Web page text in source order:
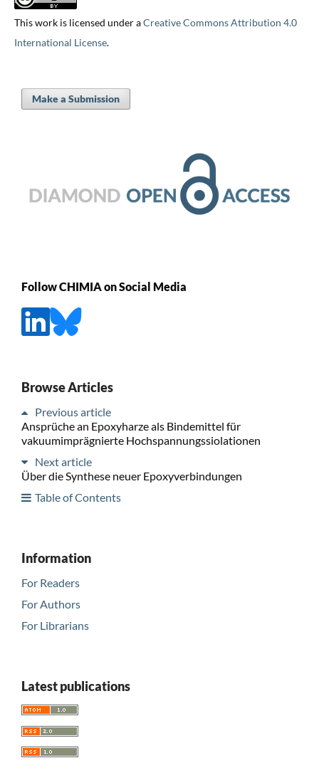
This work is licensed under aCreative Commons Attribution 4.0
International License.
Make a Submission
Follow CHIMIA on Social Media
Browse Articles
Previous article
Ansprüche an Epoxyharze als Bindemittel für
vakuumimprägnierte Hochspannungssiolationen
Next article
Über die Synthese neuer Epoxyverbindungen
Table of Contents
Information
For Readers
For Authors
For Librarians
Latest publications